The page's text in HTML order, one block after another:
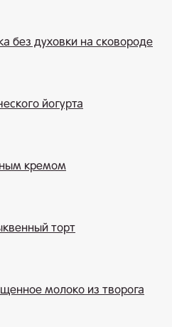
без духовки на сковороде
йогурта
кремом
торт
молоко из творога